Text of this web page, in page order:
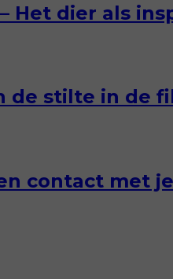
Het dier als
de stilte in de
contact met